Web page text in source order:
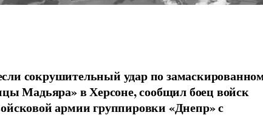
сокрушительный удар по
Мадьяра» в Херсоне, сообщил боец войск
армии группировки «Днепр» с